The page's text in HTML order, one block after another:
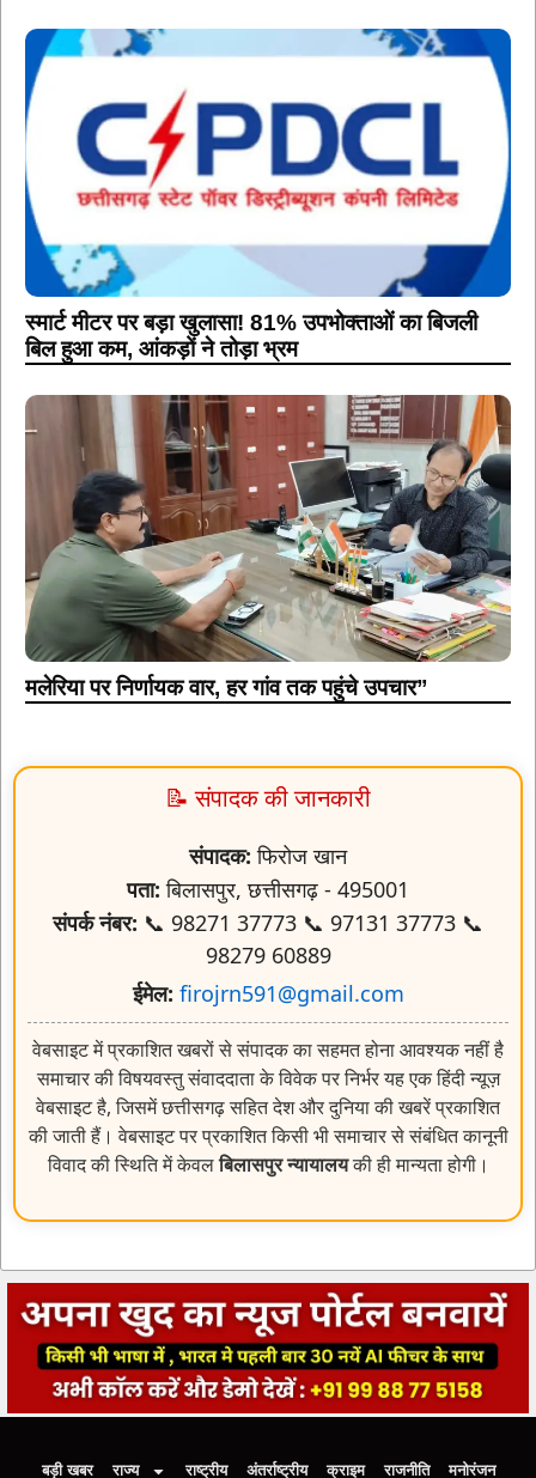
स्मार्ट मीटर पर बड़ा खुलासा! 81% उपभोक्ताओं का बिजली
बिल हुआ कम, आंकड़ों ने तोड़ा भ्रम
मलेरिया पर निर्णायक वार, हर गांव तक पहुंचे उपचार”
📝 संपादक की जानकारी
संपादक: फिरोज खान
पता: बिलासपुर, छत्तीसगढ़ - 495001
संपर्क नंबर: 📞 98271 37773 📞 97131 37773 📞
98279 60889
ईमेल: firojrn591@gmail.com
वेबसाइट में प्रकाशित खबरों से संपादक का सहमत होना आवश्यक नहीं है
समाचार की विषयवस्तु संवाददाता के विवेक पर निर्भर यह एक हिंदी न्यूज़
वेबसाइट है, जिसमें छत्तीसगढ़ सहित देश और दुनिया की खबरें प्रकाशित
की जाती हैं। वेबसाइट पर प्रकाशित किसी भी समाचार से संबंधित कानूनी
विवाद की स्थिति में केवलबिलासपुर न्यायालयकी ही मान्यता होगी।
बड़ी खबर राज्य राष्ट्रीय अंतर्राष्ट्रीय क्राइम राजनीति मनोरंजन